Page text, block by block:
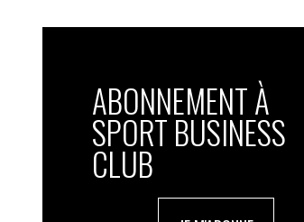
ABONNEMENT À
SPORT BUSINESS
CLUB